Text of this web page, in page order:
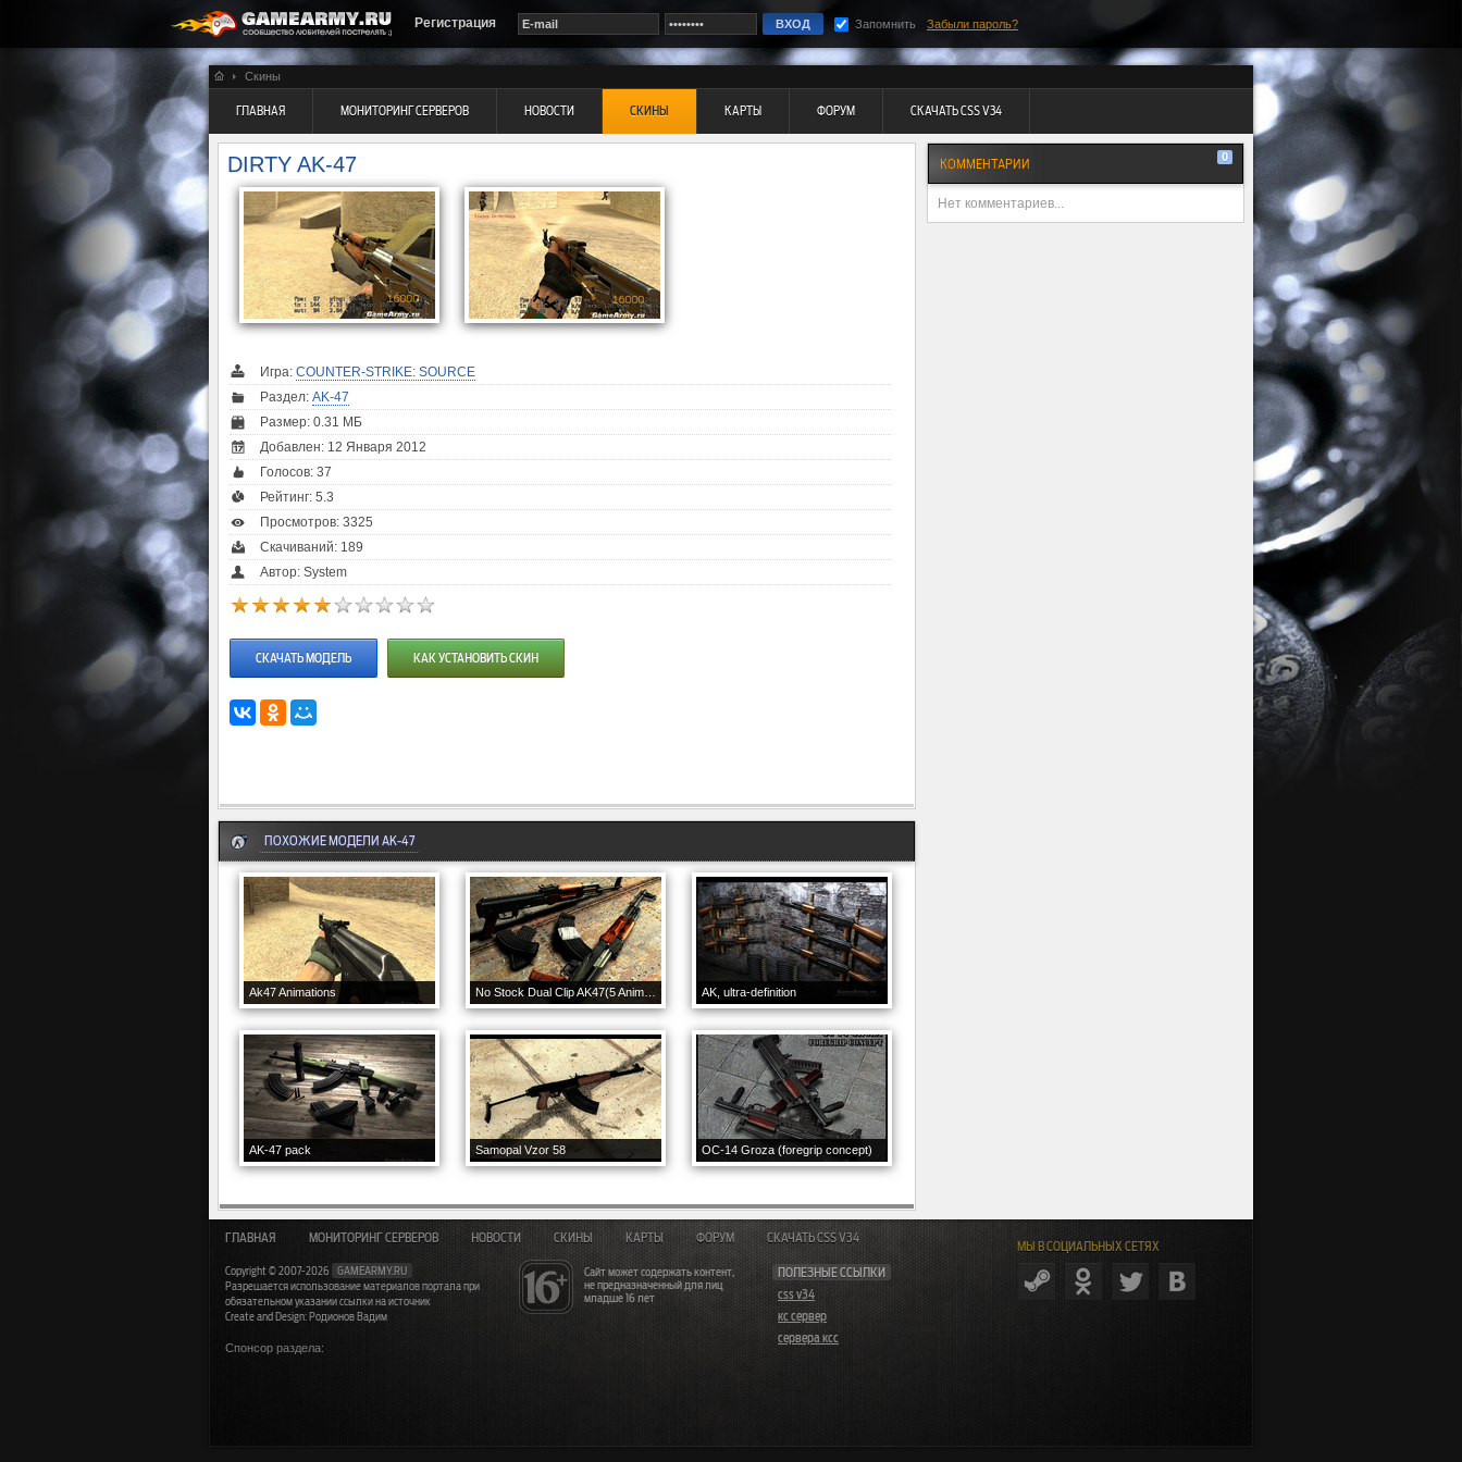
Регистрация Запомнить Забыли пароль?
Скины
ГЛАВНАЯ МОНИТОРИНГ СЕРВЕРОВ НОВОСТИ СКИНЫ КАРТЫ ФОРУМ СКАЧАТЬ CSS V34
DIRTY AK-47
Игра: COUNTER-STRIKE: SOURCE
Раздел: AK-47
Размер: 0.31 МБ
Добавлен: 12 Января 2012
Голосов: 37
Рейтинг: 5.3
Просмотров: 3325
Скачиваний: 189
Автор: System
СКАЧАТЬ МОДЕЛЬ КАК УСТАНОВИТЬ СКИН
ПОХОЖИЕ МОДЕЛИ AK-47
Ak47 Animations No Stock Dual Clip AK47(5 Anim Pack) AK, ultra-definition
AK-47 pack Samopal Vzor 58 OC-14 Groza (foregrip concept)
КОММЕНТАРИИ 0
Нет комментариев...
МЫ В СОЦИАЛЬНЫХ СЕТЯХ
Сайт может содержать контент,
не предназначенный для лиц
младше 16 лет
ПОЛЕЗНЫЕ ССЫЛКИ
css v34
кс сервер
сервера ксс
ГЛАВНАЯ МОНИТОРИНГ СЕРВЕРОВ НОВОСТИ СКИНЫ КАРТЫ ФОРУМ СКАЧАТЬ CSS V34
Copyright © 2007-2026
GAMEARMY.RU
Разрешается использование материалов портала при
обязательном указании ссылки на источник
Create and Design: Родионов Вадим
Спонсор раздела: